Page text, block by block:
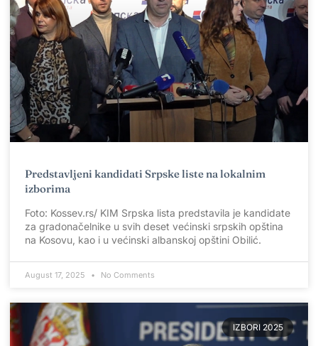
Predstavljeni kandidati Srpske liste na lokalnim
izborima
Foto: Kossev.rs/ KIM Srpska lista predstavila je kandidate
za gradonačelnike u svih deset većinski srpskih opština
na Kosovu, kao i u većinski albanskoj opštini Obilić.
August 17, 2025 No Comments
IZBORI 2025